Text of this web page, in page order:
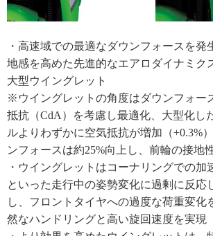
・高速域での最適なダウンフォースを発
地感を高めた先進的なエアロダイナミク
大型ウイングレット
※ウイングレットの角度はダウンフォー
抵抗（CdA）を考慮し最適化、大型化し
ルよりわずかに空気抵抗が増加（+0.3%
ンフォースは約25%向上し、前輪の接地
・ウイングレットはコーナリングでの加
といった走行中の姿勢変化に過剰に反応
し、フロントタイヤへの過度な荷重変化
然なハンドリングと高い旋回速度を実現